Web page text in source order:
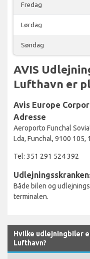
Fredag
Lørdag
Søndag
AVIS
Lufthavn er
Avis Europe
Adresse
Aeroporto Funchal
Lda, Funchal, 9100 105, 1
Tel: 351 291 524 392
Både bilen og
terminalen.
Hvilke udlejningbiler
Lufthavn?